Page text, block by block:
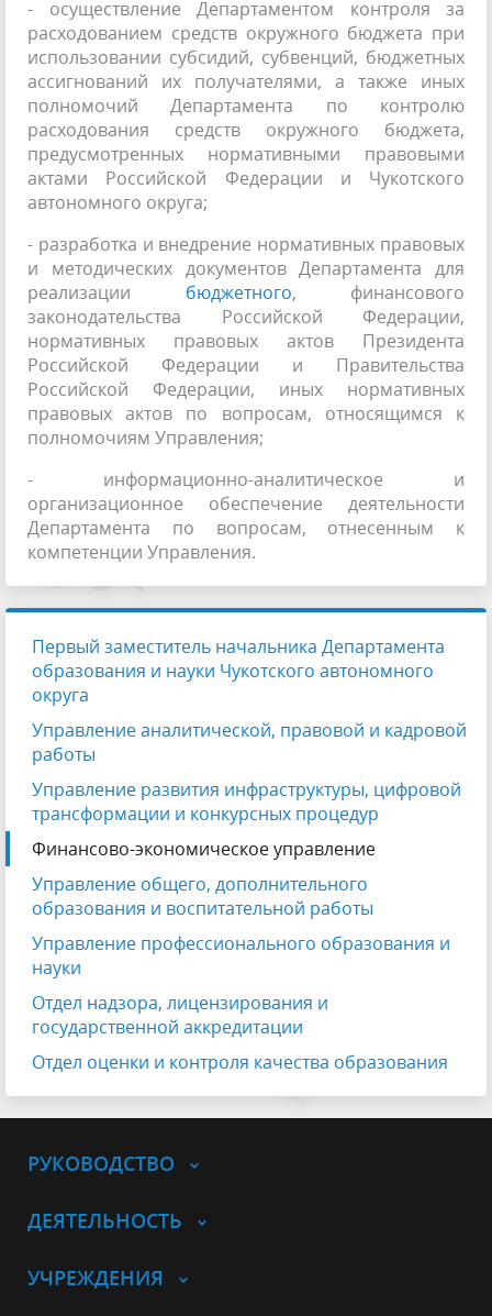
- осуществление Департаментом контроля за
расходованием средств окружного бюджета при
использовании субсидий, субвенций, бюджетных
ассигнований их получателями, а также иных
полномочий Департамента по контролю
расходования средств окружного бюджета,
предусмотренных нормативными правовыми
актами Российской Федерации и Чукотского
автономного округа;
- разработка и внедрение нормативных правовых
и методических документов Департамента для
реализации бюджетного, финансового
законодательства Российской Федерации,
нормативных правовых актов Президента
Российской Федерации и Правительства
Российской Федерации, иных нормативных
правовых актов по вопросам, относящимся к
полномочиям Управления;
- информационно-аналитическое и
организационное обеспечение деятельности
Департамента по вопросам, отнесенным к
компетенции Управления.
Первый заместитель начальника Департамента
образования и науки Чукотского автономного
округа
Управление аналитической, правовой и кадровой
работы
Управление развития инфраструктуры, цифровой
трансформации и конкурсных процедур
Финансово-экономическое управление
Управление общего, дополнительного
образования и воспитательной работы
Управление профессионального образования и
науки
Отдел надзора, лицензирования и
государственной аккредитации
Отдел оценки и контроля качества образования
РУКОВОДСТВО
ДЕЯТЕЛЬНОСТЬ
УЧРЕЖДЕНИЯ